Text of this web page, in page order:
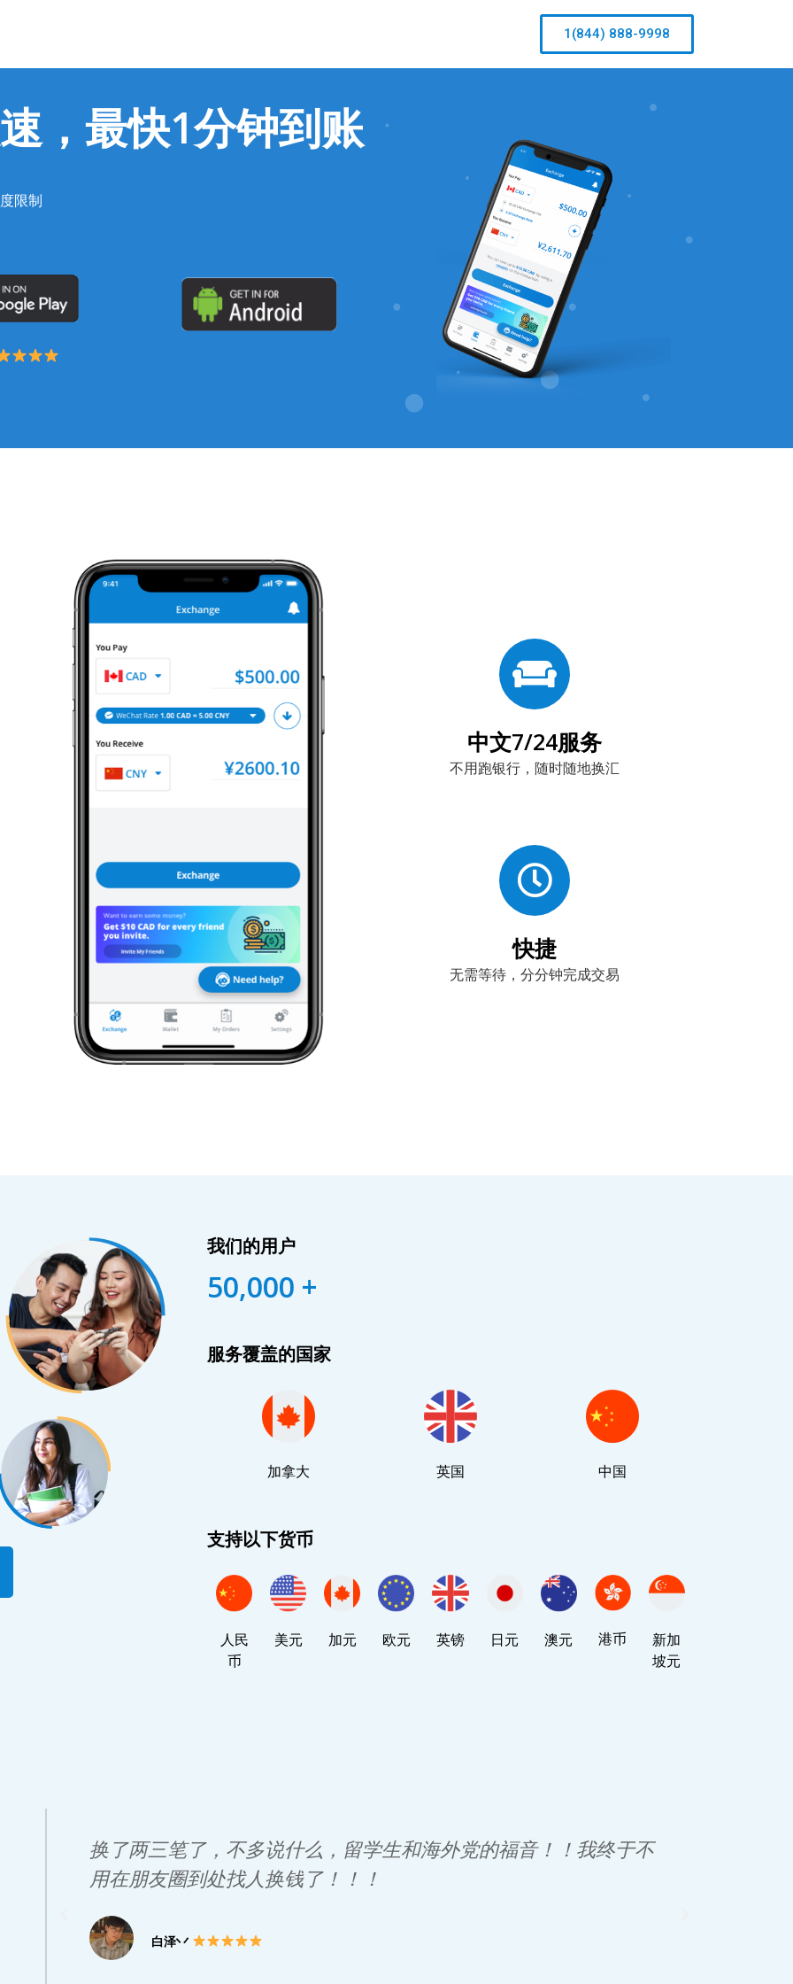
1(844) 888-9998
，最快1分钟到账
限制
中文7/24服务
不用跑银行，随时随地换汇
快捷
无需等待，分分钟完成交易
我们的用户
50,000 +
服务覆盖的国家
加拿大 英国 中国
支持以下货币
人民
币
美元 加元 欧元 英镑 日元 澳元 港币
新加
坡元
换了两三笔了，不多说什么，留学生和海外党的福音！！我终于不
用在朋友圈到处找人换钱了！！！
白泽丷